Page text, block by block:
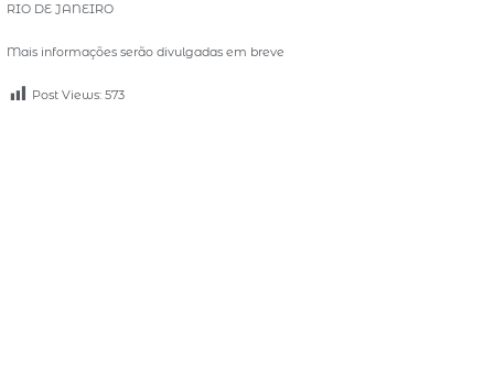
RIO DE JANEIRO
Mais informações serão divulgadas em breve
Post Views: 573